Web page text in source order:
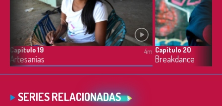
Capítulo 19
Artesanías
4m Capítulo 20
Breakdance
SERIES RELACIONADAS